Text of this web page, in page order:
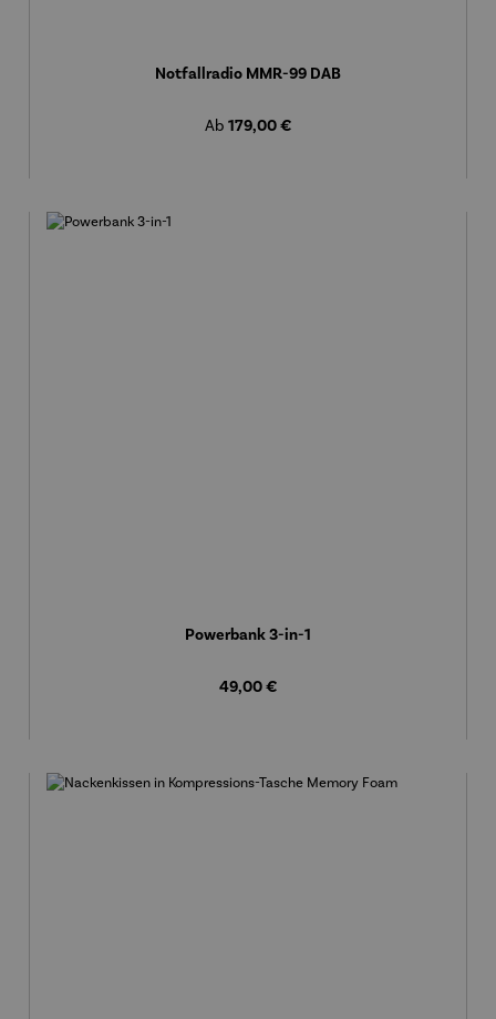
Notfallradio MMR-99 DAB
Regulärer Preis:
Ab 179,00 €
Powerbank 3-in-1
Regulärer Preis:
49,00 €